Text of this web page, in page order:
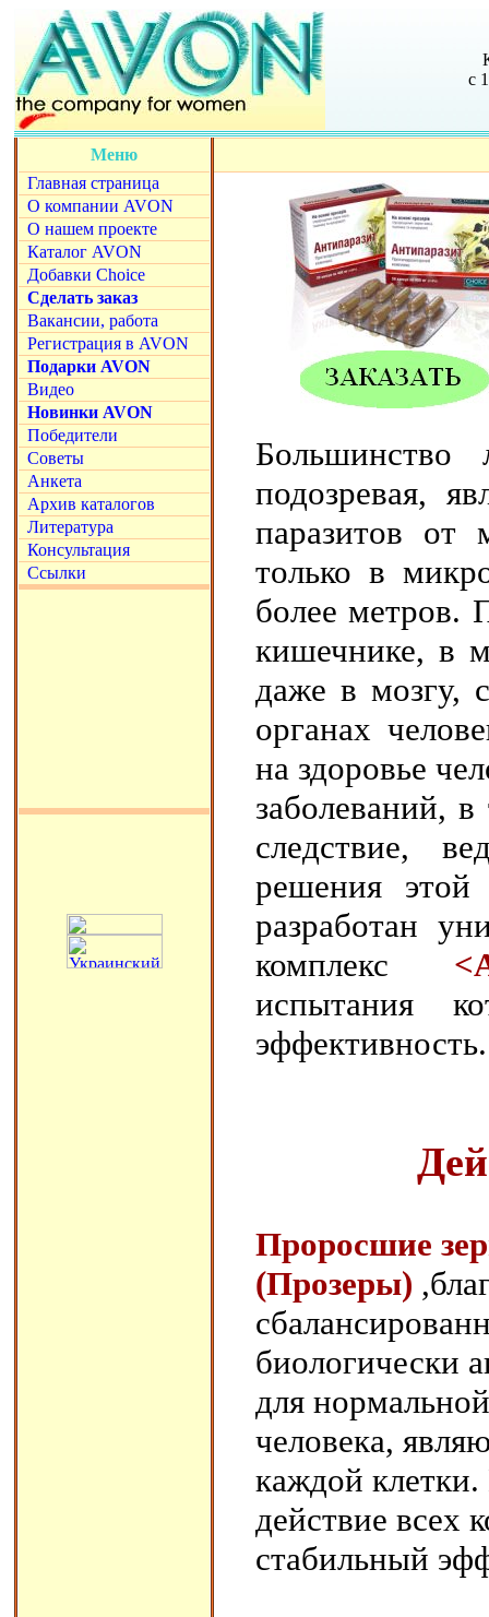
с
Меню
Главная страница
О компании AVON
О нашем проекте
Каталог AVON
Добавки Choice
Сделать заказ
Вакансии, работа
Регистрация в AVON
Подарки AVON
Видео
Новинки AVON
Победители
Советы
Анкета
Архив каталогов
Литература
Консультация
Ссылки
подозревая,
паразитов от
только в
более метров.
кишечнике, в
даже в мозгу,
органах
на здоровье
заболеваний,
следствие,
решения
разработан
комплекс
испытания
эффективность.
Проросшие
(Прозеры)
биологически
для
человека,
каждой
действие всех
стабильный